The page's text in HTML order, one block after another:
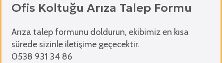
Ofis Koltuğu Arıza Talep Formu
Arıza talep formunu doldurun, ekibimiz en kısa
sürede sizinle iletişime geçecektir.
0538 931 34 86